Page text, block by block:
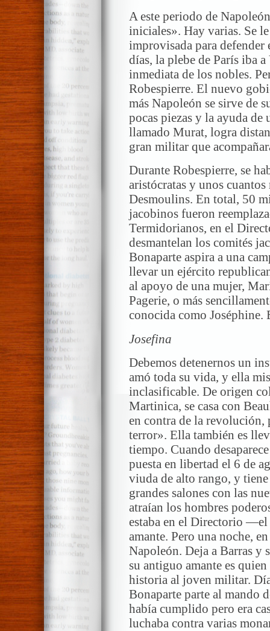
A este periodo de
iniciales». Hay varias. Se
improvisada para defender
días, la plebe de París iba
inmediata de los nobles.
Robespierre. El nuevo
más Napoleón se sirve de
pocas piezas y la ayuda
llamado Murat, logra
gran militar que
Durante Robespierre, se
aristócratas y unos
Desmoulins. En total, 50
jacobinos fueron
Termidorianos, en el
desmantelan los comités
Bonaparte aspira a una
llevar un ejército
al apoyo de una mujer,
Pagerie, o más
conocida como Joséphine.
Josefina
Debemos detenernos un
amó toda su vida, y ella
inclasificable. De origen
Martinica, se casa con
en contra de la revolución,
terror». Ella también es
tiempo. Cuando
puesta en libertad el 6 de
viuda de alto rango, y
grandes salones con las
atraían los hombres
estaba en el Directorio
amante. Pero una noche,
Napoleón. Deja a Barras y
su antiguo amante es
historia al joven militar.
Bonaparte parte al mando
había cumplido pero era
luchaba contra varias